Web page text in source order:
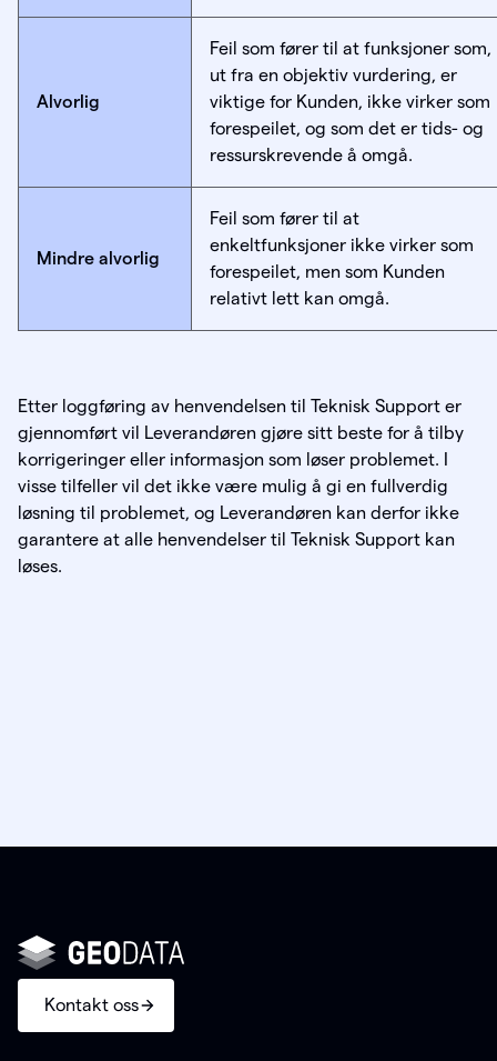
Alvorlig
Feil som fører til at funksjoner som,
ut fra en objektiv vurdering, er
viktige for Kunden, ikke virker som
forespeilet, og som det er tids- og
ressurskrevende å omgå.
Mindre alvorlig
Feil som fører til at
enkeltfunksjoner ikke virker som
forespeilet, men som Kunden
relativt lett kan omgå.
Etter loggføring av henvendelsen til Teknisk Support er
gjennomført vil Leverandøren gjøre sitt beste for å tilby
korrigeringer eller informasjon som løser problemet. I
visse tilfeller vil det ikke være mulig å gi en fullverdig
løsning til problemet, og Leverandøren kan derfor ikke
garantere at alle henvendelser til Teknisk Support kan
løses.
Kontakt oss